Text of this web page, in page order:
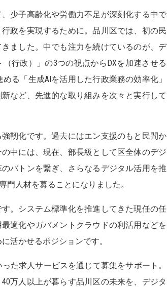
少子高齢化や労働力不足が深刻化する中で
政を実現するために。品川区では、初の民
ました。中でも注力を続けているのが、デ
行政）」の3つの視点からDXを加速させる
る「生成AIを活用した行政業務の効率化」
など、先進的な取り組みを次々と実行して
靭化です。過去にはエン支援のもと民間か
中には、現在、部長級として区全体のデジ
バトンを繋ぎ、さらなるデジタル活用を推
門人材を募ることになりました。
。システム標準化を推進してきた現任の任
適化やガバメントクラウドの利活用などを
活かせるポジションです。
た求人サービスを通じて募集をサポート。
万人以上が暮らす品川区の未来を、デジタ